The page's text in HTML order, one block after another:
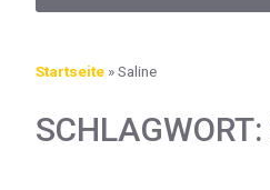
Startseite »Saline
SCHLAGWORT: